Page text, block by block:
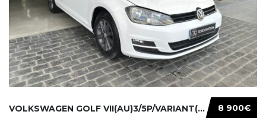
8 900€
VOLKSWAGEN GOLF VII(AU)3/5P/VARIANT(12-16 20...